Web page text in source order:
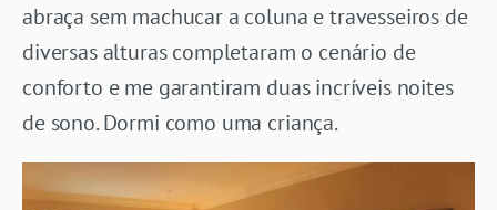
abraça sem machucar a coluna e travesseiros de
diversas alturas completaram o cenário de
conforto e me garantiram duas incríveis noites
de sono. Dormi como uma criança.